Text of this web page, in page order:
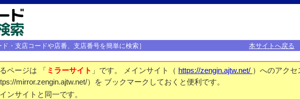
・支店コードや店番、支店番号を簡単に検索］ 本サイトへ戻る
ページは 「 ミラーサイト 」です。 メインサイト（ https://zengin.ajtw.net/ ）へのアク
mirror.zengin.ajtw.net/）を ブックマークしておくと便利です。
ンサイトと同一です。